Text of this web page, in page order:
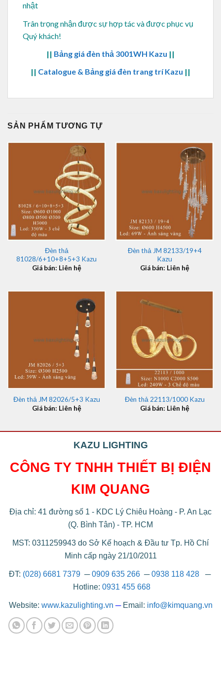
nhật
Trân trọng nhận được sự hợp tác và được phục vụ
Quý khách!
|| Bảng giá đèn thả 3001WH Kazu ||
|| Catalogue & Bảng giá đèn trang trí Kazu ||
SẢN PHẨM TƯƠNG TỰ
Đèn thả
81028/6+10+8+5+3 Kazu
Giá bán: Liên hệ
Đèn thả JM 82133/19+4
Kazu
Giá bán: Liên hệ
Đèn thả JM 82026/5+3 Kazu
Giá bán: Liên hệ
Đèn thả 22113/1000 Kazu
Giá bán: Liên hệ
KAZU LIGHTING
CÔNG TY TNHH THIẾT BỊ ĐIỆN
KIM QUANG
Địa chỉ: 41 đường số 1 - KDC Lý Chiêu Hoàng - P. An Lạc
(Q. Bình Tân) - TP. HCM
MST: 0311259943 do Sở Kế hoạch & Đầu tư Tp. Hồ Chí
Minh cấp ngày 21/10/2011
ĐT: (028) 6681 7379 ─0909 635 266─0938 118 428─
Hotline: 0931 455 668
Website: www.kazulighting.vn ─ Email: info@kimquang.vn